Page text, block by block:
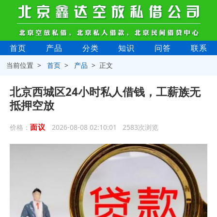
首页 产品 分类 知识 问答 联系
当前位置 >首页 > 产品 > 正文
北京西城区24小时私人借钱，工薪族无
抵押空放
价格： 面议 2026-08-08 02:10:01 2583次浏览